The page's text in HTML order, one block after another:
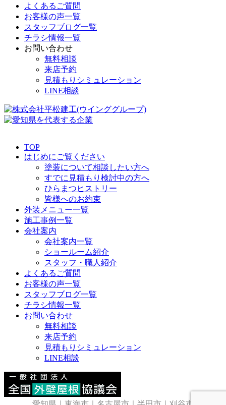
よくあるご質問
お客様の声一覧
スタッフブログ一覧
チラシ情報一覧
お問い合わせ
無料相談
来店予約
見積もりシミュレーション
LINE相談
TOP
はじめにご覧ください
塗装について相談したい方へ
すでに見積もり検討中の方へ
ひらまつヒストリー
皆様へのお約束
外装メニュー一覧
施工事例一覧
会社案内
会社案内一覧
ショールーム紹介
スタッフ・職人紹介
よくあるご質問
お客様の声一覧
スタッフブログ一覧
チラシ情報一覧
お問い合わせ
無料相談
来店予約
見積もりシミュレーション
LINE相談